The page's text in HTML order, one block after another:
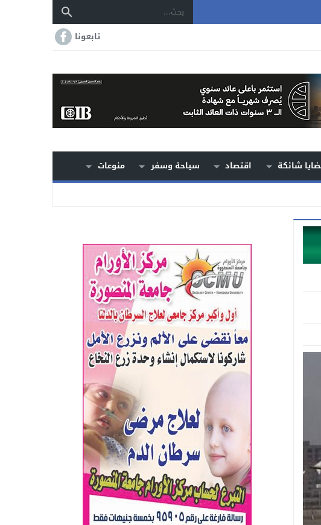
تابعونا
شائكة اقتصاد سياحة وسفر
منوعات